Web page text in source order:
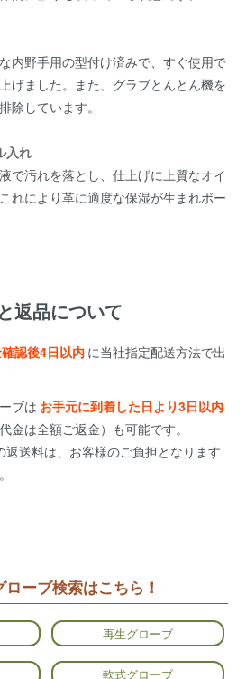
内野手用の型付け済みで、すぐ使用で
げました。また、グラブとんとん機を
除しています。
入れ
で汚れを落とし、仕上げに上質なオイ
れにより革に適度な保湿が生まれボー
返品について
認後4日以内 に当社指定配送方法で出
ブは お手元に到着した日より3日以内
金は全額ご返金）も可能です。
送料は、お客様のご負担となります
ーブ検索はこちら！
再生グローブ
軟式グローブ